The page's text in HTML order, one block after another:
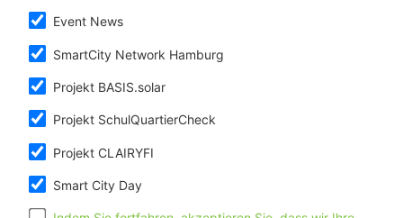
Event News
SmartCity Network Hamburg
Projekt BASIS.solar
Projekt SchulQuartierCheck
Projekt CLAIRYFI
Smart City Day